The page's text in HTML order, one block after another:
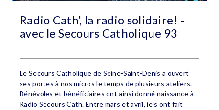
Radio Cath’, la radio solidaire! -
avec le Secours Catholique 93
Le Secours Catholique de Seine-Saint-Denis a ouvert
ses portes à nos micros le temps de plusieurs ateliers.
Bénévoles et bénéficiaires ont ainsi donné naissance à
Radio Secours Cath. Entre mars et avril, iels ont fait